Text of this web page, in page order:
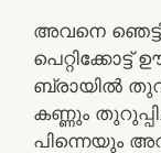
അവനെ
ബ്രായിൽ
കണ്ണും
പിന്നെയും